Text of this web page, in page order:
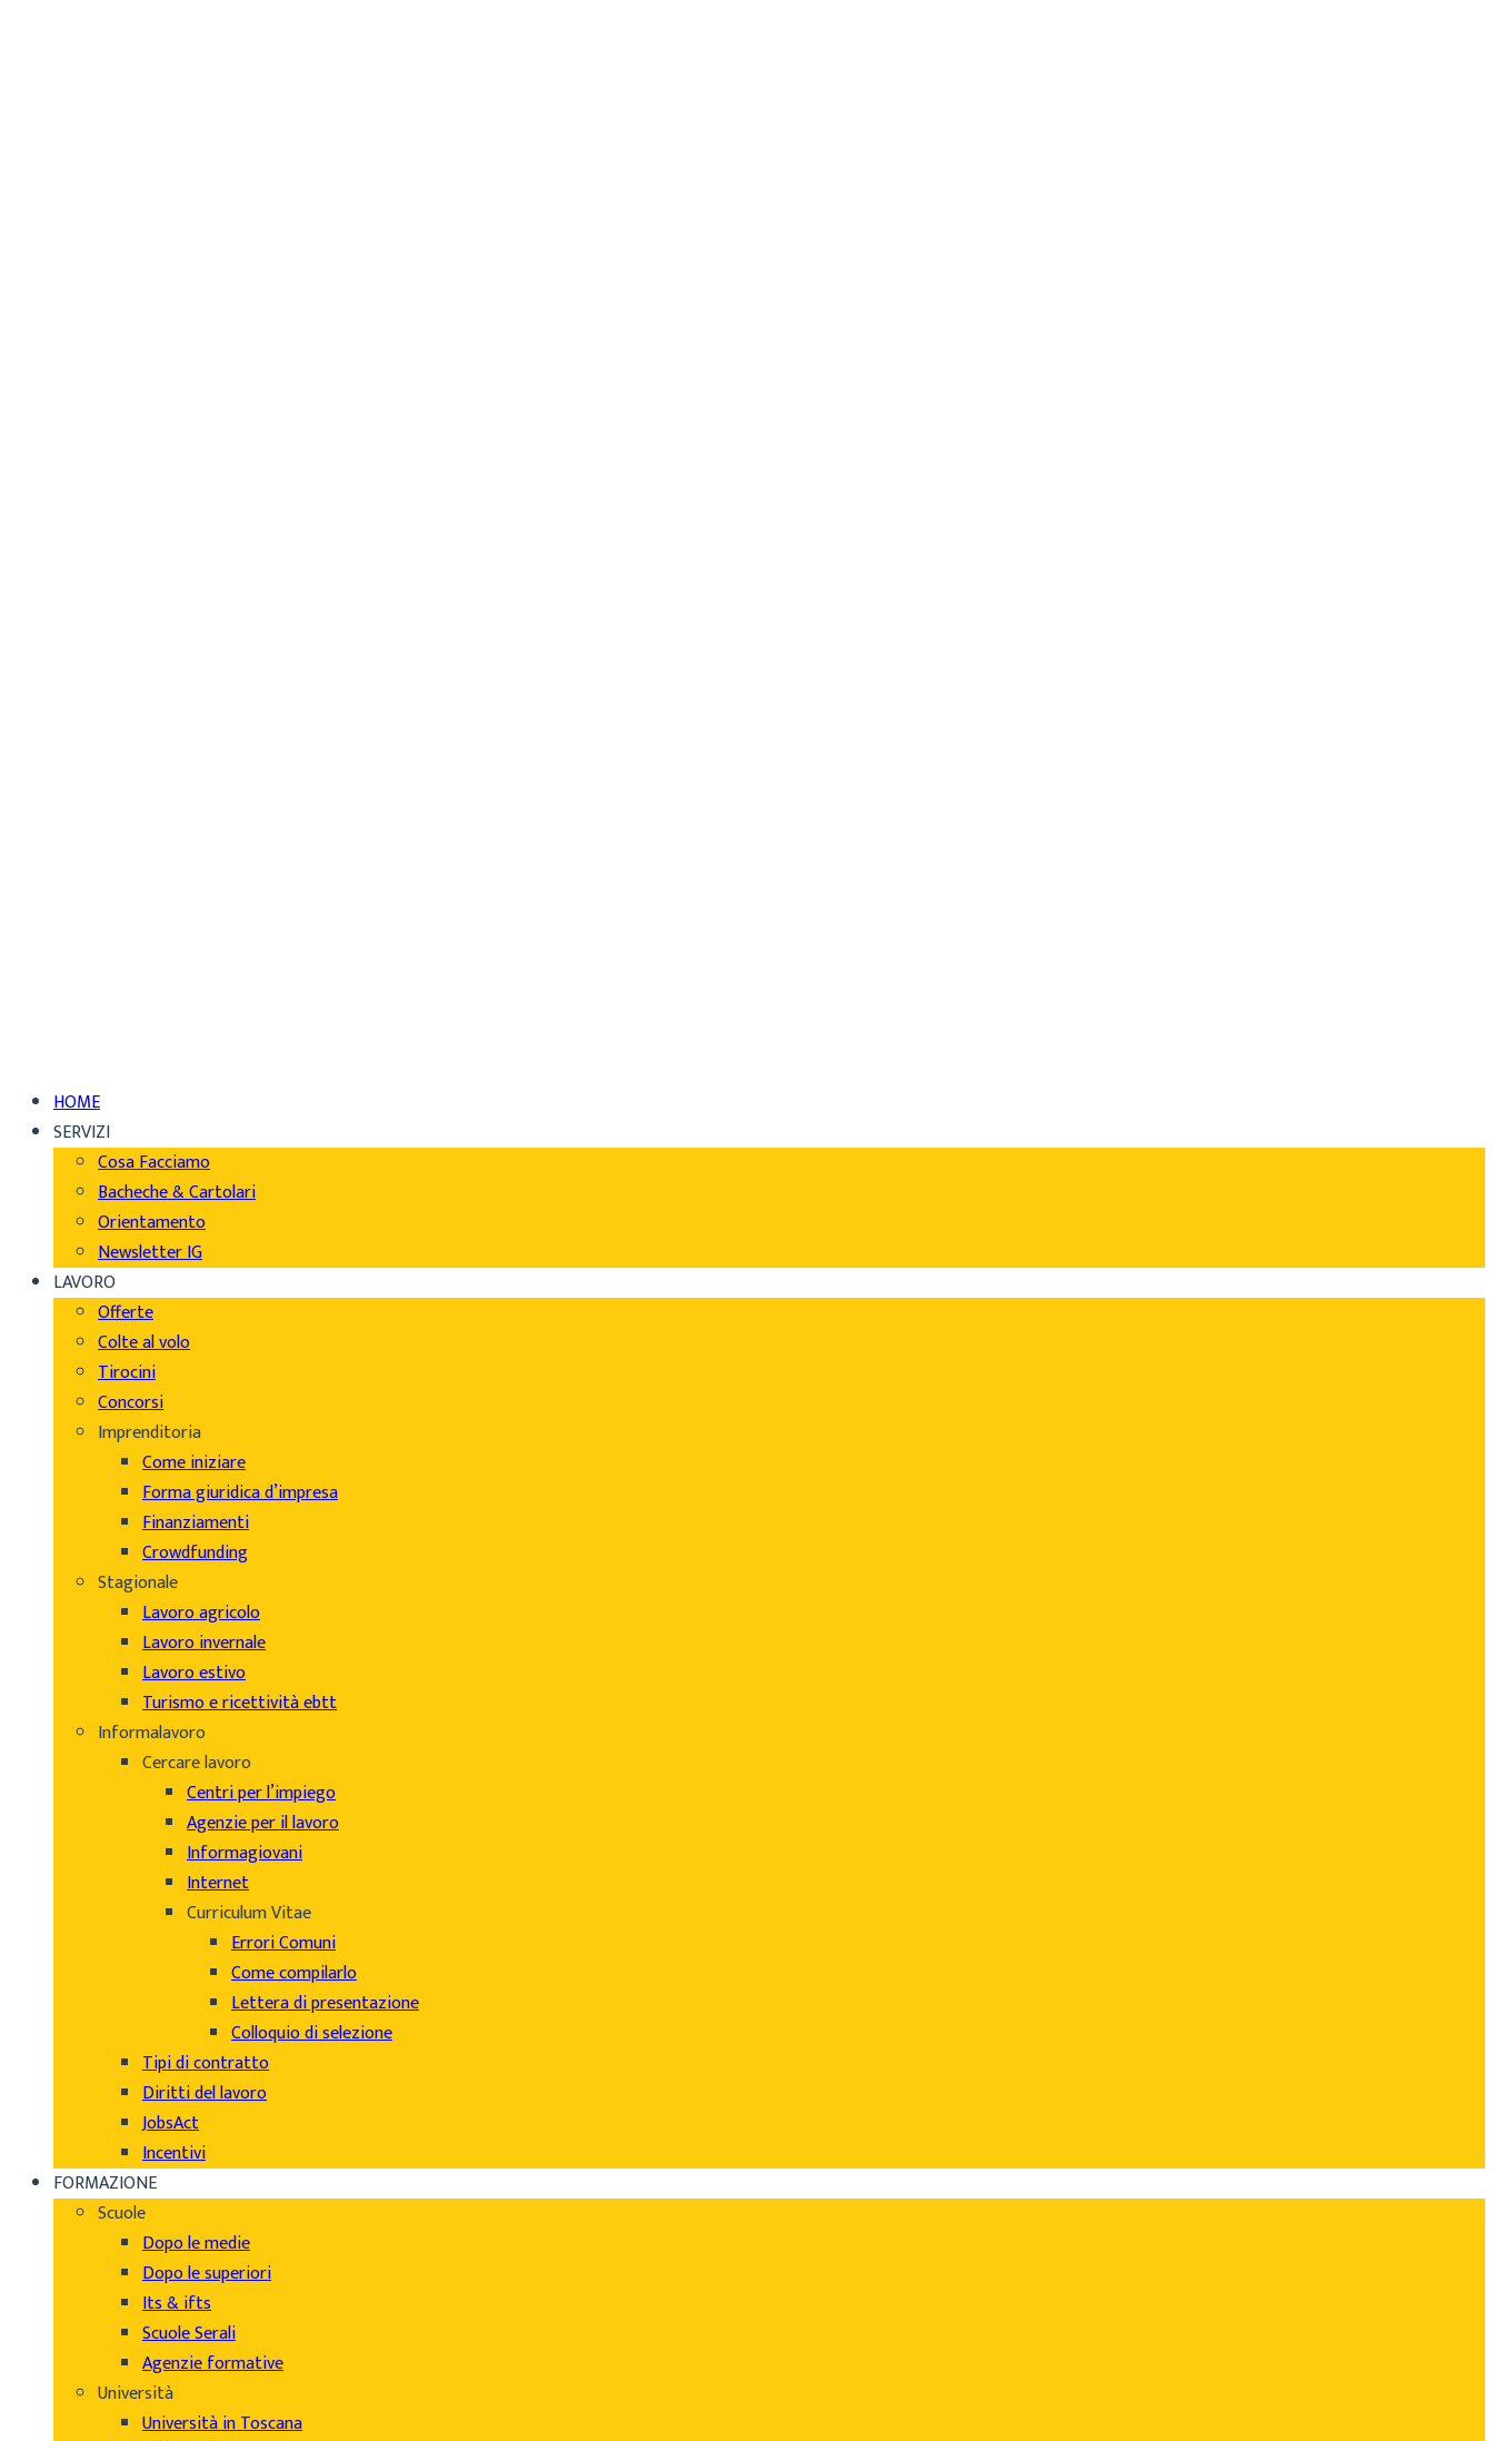
HOME
SERVIZI
Cosa Facciamo
Bacheche & Cartolari
Orientamento
Newsletter IG
LAVORO
Offerte
Colte al volo
Tirocini
Concorsi
Imprenditoria
Come iniziare
Forma giuridica d’impresa
Finanziamenti
Crowdfunding
Stagionale
Lavoro agricolo
Lavoro invernale
Lavoro estivo
Turismo e ricettività ebtt
Informalavoro
Cercare lavoro
Centri per l’impiego
Agenzie per il lavoro
Informagiovani
Internet
Curriculum Vitae
Errori Comuni
Come compilarlo
Lettera di presentazione
Colloquio di selezione
Tipi di contratto
Diritti del lavoro
JobsAct
Incentivi
FORMAZIONE
Scuole
Dopo le medie
Dopo le superiori
Its & ifts
Scuole Serali
Agenzie formative
Università
Università in Toscana